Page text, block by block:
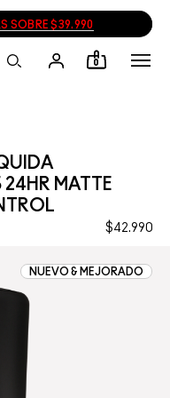
SOBRE $39.990
0
24HR MATTE
$42.990
NUEVO & MEJORADO